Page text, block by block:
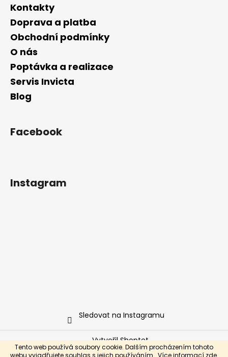
Tento web používá soubory cookie. Dalším procházením tohoto
Kontakty
Doprava a platba
Obchodní podmínky
O nás
Poptávka a realizace
Servis Invicta
Blog
Facebook
Instagram
Sledovat na Instagramu
Vytvořil Shoptet
Copyright 2026Hodinky INVICTA. Všechna práva